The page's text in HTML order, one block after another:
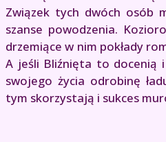
Związek tych dwóch osób
szanse powodzenia.
drzemiące w nim pokłady
A jeśli Bliźnięta to docenią
swojego życia odrobinę
tym skorzystają i sukces